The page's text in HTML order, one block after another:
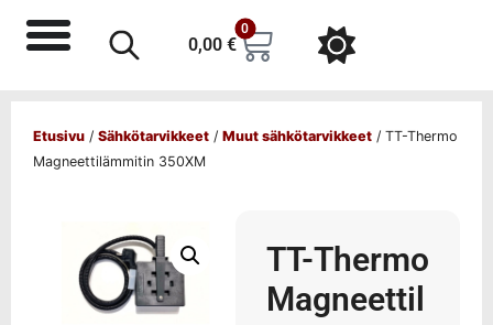
0,00 €
0
Etusivu / Sähkötarvikkeet / Muut sähkötarvikkeet / TT-Thermo
Magneettilämmitin 350XM
TT-Thermo
Magneettil